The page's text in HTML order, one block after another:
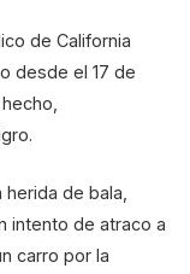
de California
desde el 17 de
de bala,
intento de atraco a
carro por la